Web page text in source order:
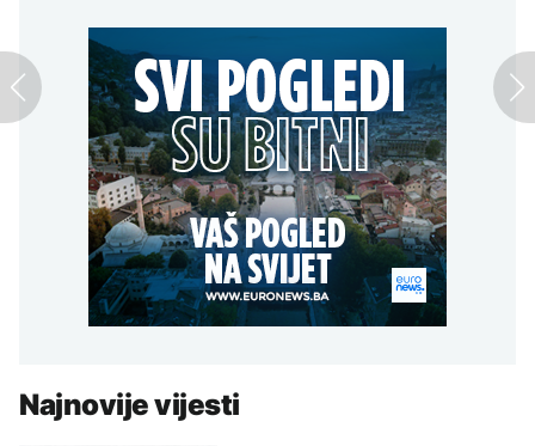
Najnovije vijesti